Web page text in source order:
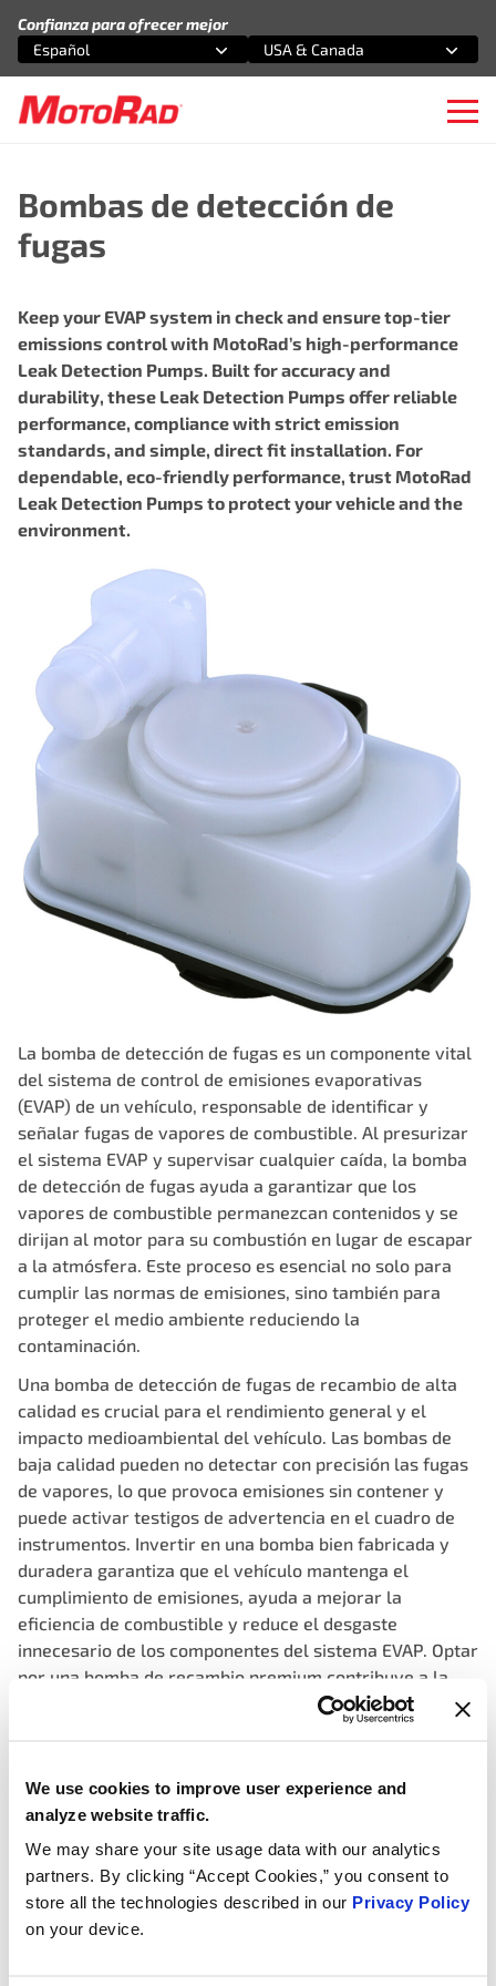
We use cookies to improve user experience and
analyze website traffic.
We may share your site usage data with our analytics
partners. By clicking “Accept Cookies,” you consent to
store all the technologies described in our Privacy Policy
on your device.
Confianza para ofrecer mejor
Selecciona una opción
Español
Selecciona una opción
USA & Canada
Bombas de detección de
fugas
Keep your EVAP system in check and ensure top-tier
emissions control with MotoRad’s high-performance
Leak Detection Pumps. Built for accuracy and
durability, these Leak Detection Pumps offer reliable
performance, compliance with strict emission
standards, and simple, direct fit installation. For
dependable, eco-friendly performance, trust MotoRad
Leak Detection Pumps to protect your vehicle and the
environment.
La bomba de detección de fugas es un componente vital
del sistema de control de emisiones evaporativas
(EVAP) de un vehículo, responsable de identificar y
señalar fugas de vapores de combustible. Al presurizar
el sistema EVAP y supervisar cualquier caída, la bomba
de detección de fugas ayuda a garantizar que los
vapores de combustible permanezcan contenidos y se
dirijan al motor para su combustión en lugar de escapar
a la atmósfera. Este proceso es esencial no solo para
cumplir las normas de emisiones, sino también para
proteger el medio ambiente reduciendo la
contaminación.
Una bomba de detección de fugas de recambio de alta
calidad es crucial para el rendimiento general y el
impacto medioambiental del vehículo. Las bombas de
baja calidad pueden no detectar con precisión las fugas
de vapores, lo que provoca emisiones sin contener y
puede activar testigos de advertencia en el cuadro de
instrumentos. Invertir en una bomba bien fabricada y
duradera garantiza que el vehículo mantenga el
cumplimiento de emisiones, ayuda a mejorar la
eficiencia de combustible y reduce el desgaste
innecesario de los componentes del sistema EVAP. Optar
por una bomba de recambio premium contribuye a la
protección del medio ambiente, optimiza la
funcionalidad del sistema y mantiene el vehículo
Consistent, precise vacuum, ensuring accurate
performance, fewer false fails
Stable monitor feedback using integrated sensors that
continuously monitor pressure levels, allowing for